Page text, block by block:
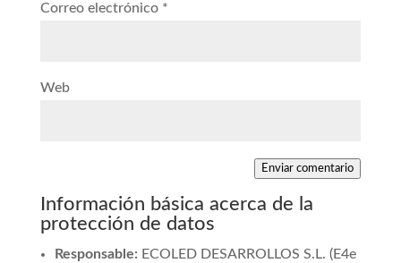
Correo electrónico *
Web
Enviar comentario
Información básica acerca de la
protección de datos
Responsable: ECOLED DESARROLLOS S.L. (E4e